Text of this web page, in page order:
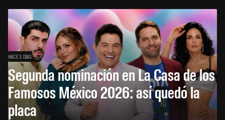
HACE 3 DÍAS
Segunda nominación en La Casa de los
Famosos México 2026: así quedó la
placa